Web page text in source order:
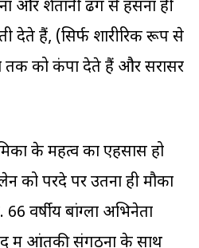
और शैतानी ढंग से हंसना ही
देते हैं, (सिर्फ शारीरिक रूप से
तक को कंपा देते हैं और सरासर
के महत्व का एहसास हो
को परदे पर उतना ही मौका
66 वर्षीय बांग्ला अभिनेता
में आंतकी संगठनों के साथ